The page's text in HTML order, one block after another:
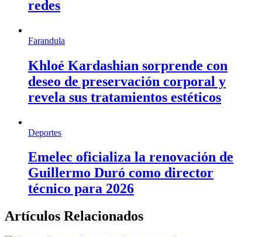
redes
Farandula
Khloé Kardashian sorprende con
deseo de preservación corporal y
revela sus tratamientos estéticos
Deportes
Emelec oficializa la renovación de
Guillermo Duró como director
técnico para 2026
Artículos Relacionados